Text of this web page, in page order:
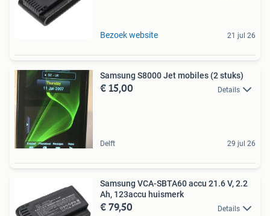
Bezoek website 21 jul 26
Samsung S8000 Jet mobiles (2 stuks)
€ 15,00 Details
Delft 29 jul 26
Samsung VCA-SBTA60 accu 21.6 V, 2.2
Ah, 123accu huismerk
€ 79,50 Details